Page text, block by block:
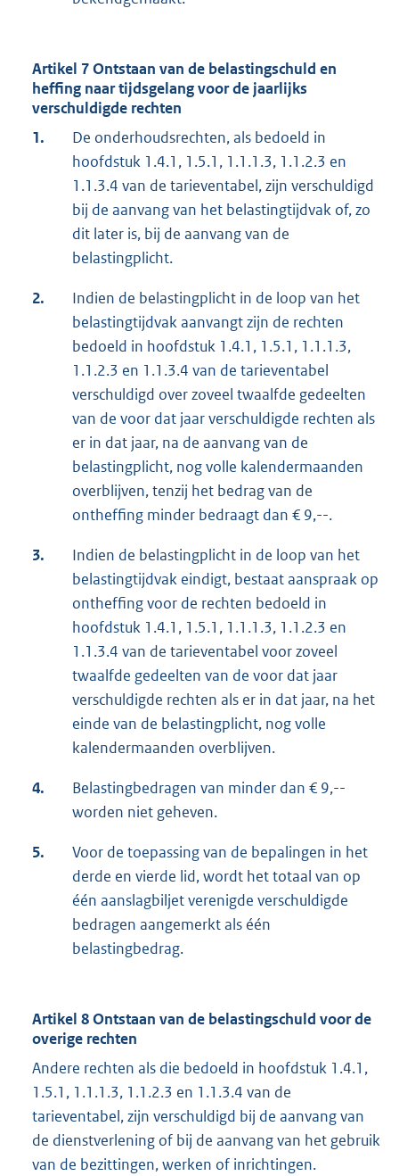
Artikel 7 Ontstaan van de belastingschuld en
heffing naar tijdsgelang voor de jaarlijks
verschuldigde rechten
1.
De onderhoudsrechten, als bedoeld in
hoofdstuk 1.4.1, 1.5.1, 1.1.1.3, 1.1.2.3 en
1.1.3.4 van de tarieventabel, zijn verschuldigd
bij de aanvang van het belastingtijdvak of, zo
dit later is, bij de aanvang van de
belastingplicht.
2.
Indien de belastingplicht in de loop van het
belastingtijdvak aanvangt zijn de rechten
bedoeld in hoofdstuk 1.4.1, 1.5.1, 1.1.1.3,
1.1.2.3 en 1.1.3.4 van de tarieventabel
verschuldigd over zoveel twaalfde gedeelten
van de voor dat jaar verschuldigde rechten als
er in dat jaar, na de aanvang van de
belastingplicht, nog volle kalendermaanden
overblijven, tenzij het bedrag van de
ontheffing minder bedraagt dan € 9,--.
3.
Indien de belastingplicht in de loop van het
belastingtijdvak eindigt, bestaat aanspraak op
ontheffing voor de rechten bedoeld in
hoofdstuk 1.4.1, 1.5.1, 1.1.1.3, 1.1.2.3 en
1.1.3.4 van de tarieventabel voor zoveel
twaalfde gedeelten van de voor dat jaar
verschuldigde rechten als er in dat jaar, na het
einde van de belastingplicht, nog volle
kalendermaanden overblijven.
4.
Belastingbedragen van minder dan € 9,--
worden niet geheven.
5.
Voor de toepassing van de bepalingen in het
derde en vierde lid, wordt het totaal van op
één aanslagbiljet verenigde verschuldigde
bedragen aangemerkt als één
belastingbedrag.
Artikel 8 Ontstaan van de belastingschuld voor de
overige rechten
Andere rechten als die bedoeld in hoofdstuk 1.4.1,
1.5.1, 1.1.1.3, 1.1.2.3 en 1.1.3.4 van de
tarieventabel, zijn verschuldigd bij de aanvang van
de dienstverlening of bij de aanvang van het gebruik
van de bezittingen, werken of inrichtingen.